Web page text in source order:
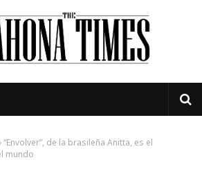
“Envolver”, de la brasileña Anitta, es el
mundo